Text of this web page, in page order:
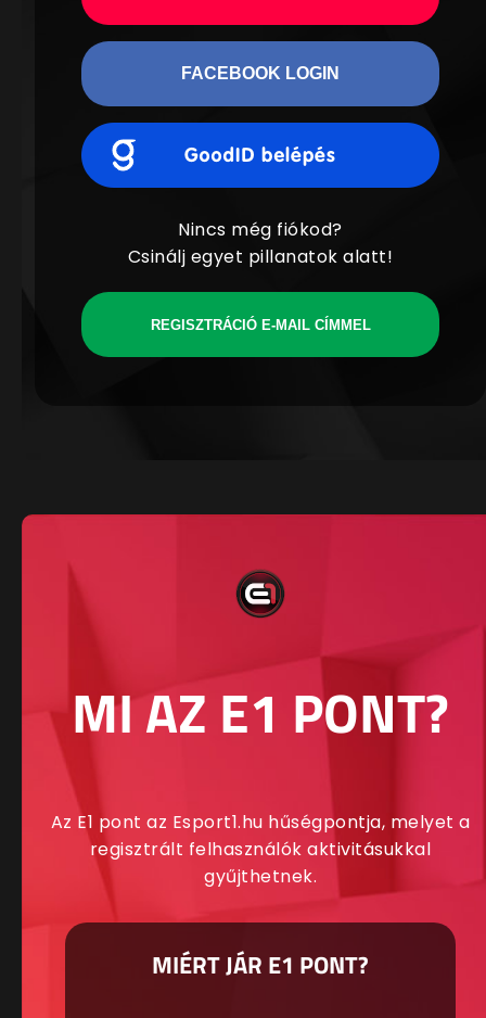
FACEBOOK LOGIN
Nincs még fiókod?
Csinálj egyet pillanatok alatt!
REGISZTRÁCIÓ E-MAIL CÍMMEL
MI AZ E1 PONT?
Az E1 pont az Esport1.hu hűségpontja, melyet a
regisztrált felhasználók aktivitásukkal
gyűjthetnek.
MIÉRT JÁR E1 PONT?